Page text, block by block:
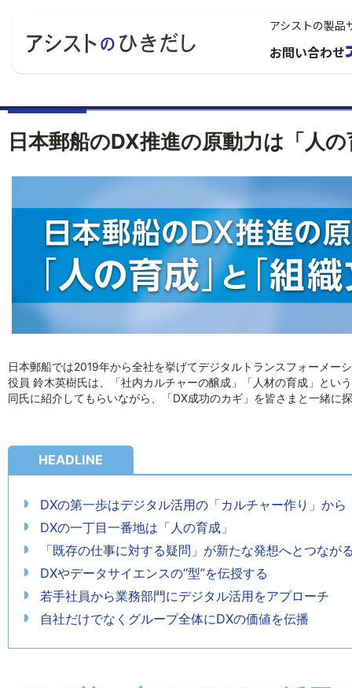
アシストの製品
お問い合わせ
日本郵船のDX推進の原動力は「人
日本郵船では2019年から全社を挙げてデジタルトランスフォーメー
役員 鈴木英樹氏は、「社内カルチャーの醸成」「人材の育成」とい
同氏に紹介してもらいながら、「DX成功のカギ」を皆さまと一緒に
HEADLINE
DXの第一歩はデジタル活用の「カルチャー作り」から
DXの一丁目一番地は「人の育成」
「既存の仕事に対する疑問」が新たな発想へとつなが
DXやデータサイエンスの“型”を伝授する
若手社員から業務部門にデジタル活用をアプローチ
自社だけでなくグループ全体にDXの価値を伝播